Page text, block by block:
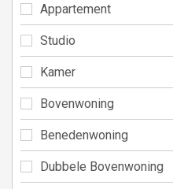
Appartement
Studio
Kamer
Bovenwoning
Benedenwoning
Dubbele Bovenwoning